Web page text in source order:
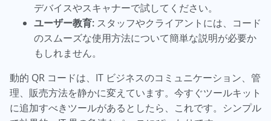
デバイスやスキャナーで試してください。
ユーザー教育: スタッフやクライアントには、コード
のスムーズな使用方法について簡単な説明が必要か
もしれません。
動的 QR コードは、IT ビジネスのコミュニケーション、管
理、販売方法を静かに変えています。今すぐツールキット
に追加すべきツールがあるとしたら、これです。シンプル